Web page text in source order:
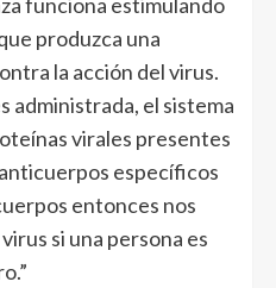
produzca una
la acción del virus.
administrada, el sistema
virales presentes
específicos
entonces nos
si una persona es